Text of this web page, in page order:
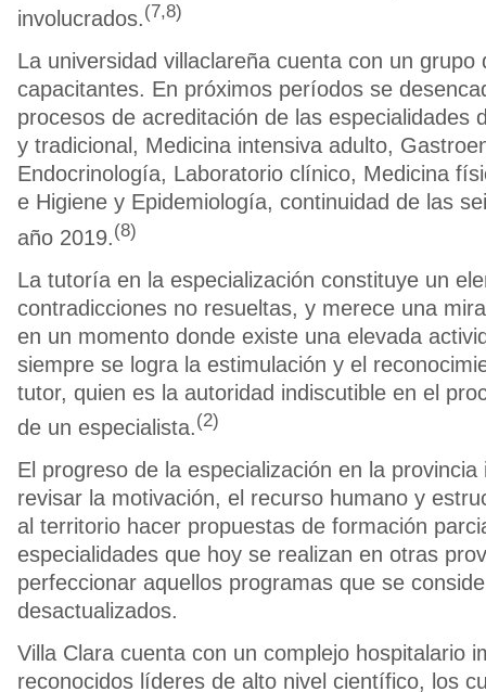
involucrados.(7,8)
La universidad villaclareña cuenta con un grupo
capacitantes. En próximos períodos se
procesos de acreditación de las especialidades
y tradicional, Medicina intensiva adulto,
Endocrinología, Laboratorio clínico, Medicina
e Higiene y Epidemiología, continuidad de las
año 2019.(8)
La tutoría en la especialización constituye un
contradicciones no resueltas, y merece una
en un momento donde existe una elevada
siempre se logra la estimulación y el
tutor, quien es la autoridad indiscutible en el
de un especialista.(2)
El progreso de la especialización en la provincia
revisar la motivación, el recurso humano y
al territorio hacer propuestas de formación
especialidades que hoy se realizan en otras
perfeccionar aquellos programas que se
desactualizados.
Villa Clara cuenta con un complejo hospitalario
reconocidos líderes de alto nivel científico, los